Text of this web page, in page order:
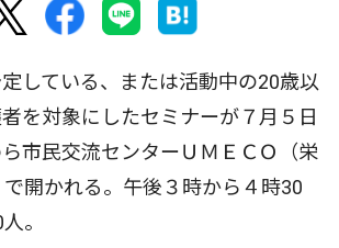
している、または活動中の20歳以
者を対象にしたセミナーが７月５日
ら市民交流センターＵＭＥＣＯ（栄
開かれる。午後３時から４時30
。